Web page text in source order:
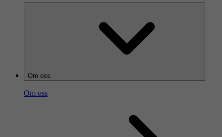
Om oss
Om oss